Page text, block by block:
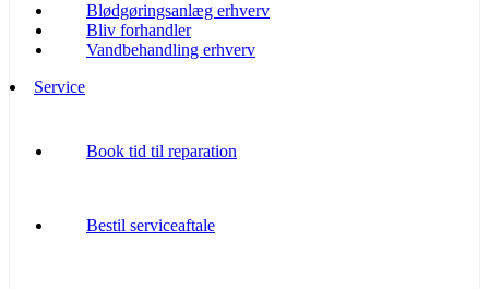
Blødgøringsanlæg erhverv
Bliv forhandler
Vandbehandling erhverv
Service
Book tid til reparation
Bestil serviceaftale